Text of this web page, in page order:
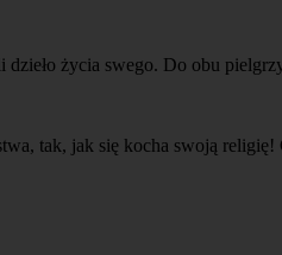
życia swego. Do obu
tak, jak się kocha swoją religię!